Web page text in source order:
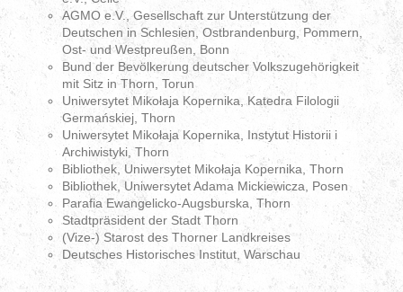
AGMO e.V., Gesellschaft zur Unterstützung der
Deutschen in Schlesien, Ostbrandenburg, Pommern,
Ost- und Westpreußen, Bonn
Bund der Bevölkerung deutscher Volkszugehörigkeit
mit Sitz in Thorn, Torun
Uniwersytet Mikołaja Kopernika, Katedra Filologii
Germańskiej, Thorn
Uniwersytet Mikołaja Kopernika, Instytut Historii i
Archiwistyki, Thorn
Bibliothek, Uniwersytet Mikołaja Kopernika, Thorn
Bibliothek, Uniwersytet Adama Mickiewicza, Posen
Parafia Ewangelicko-Augsburska, Thorn
Stadtpräsident der Stadt Thorn
(Vize-) Starost des Thorner Landkreises
Deutsches Historisches Institut, Warschau